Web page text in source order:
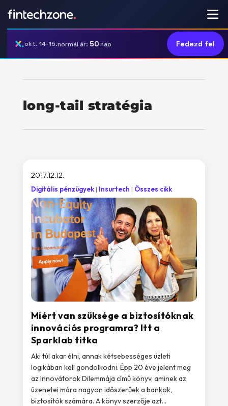
okt. 14-15.normál ár: 50nap Fedezd fel
long-tail stratégia
Miért van szüksége a biztosítóknak
innovációs programra? Itt a
Sparklab titka
2017.12.12.
Digitális pénzügyek Insurtech Összes cikk
Aki túl akar élni, annak kétsebességes üzleti
logikában kell gondolkodni. Épp 20 éve jelent meg
az Innovátorok Dilemmája című könyv, aminek az
üzenetei mára nagyon időszerűek a bankok,
biztosítók számára. A könyv szerzője azt...